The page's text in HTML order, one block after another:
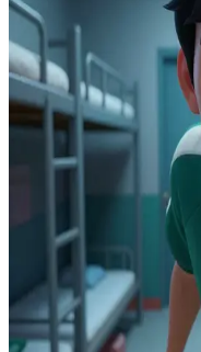
Cho Sang-
Cho Sang-woo - nhà chiến